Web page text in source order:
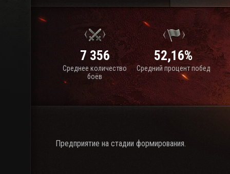
7 356
Среднее количество
боёв
52,16%
Средний процент побед
Предприятие на стадии формирования.